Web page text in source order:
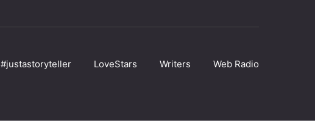
#justastoryteller LoveStars Writers Web Radio